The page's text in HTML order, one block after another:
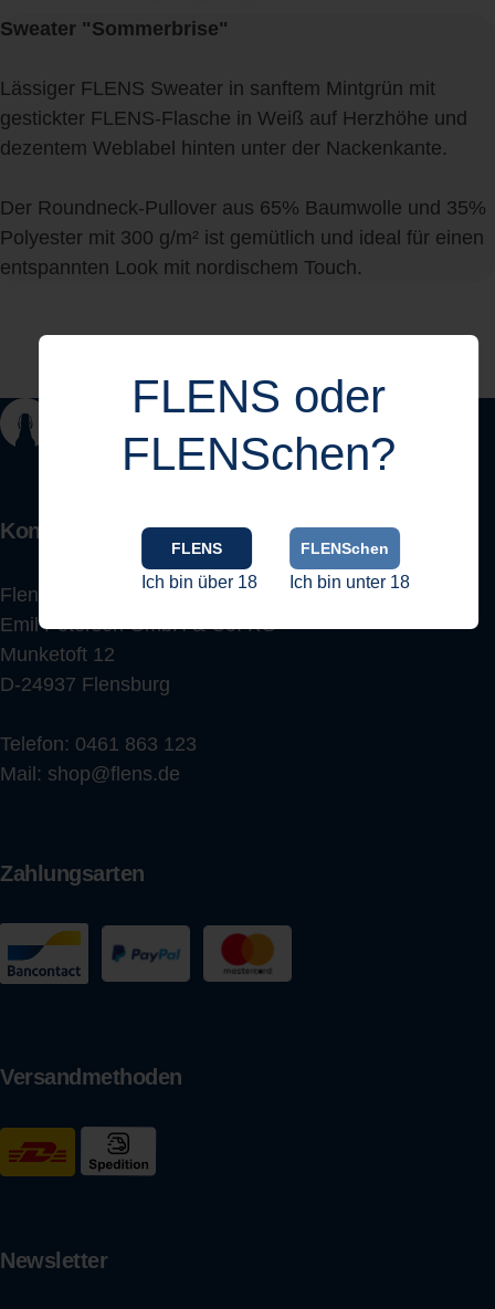
FLENS oder
FLENSchen?
FLENS
Ich bin über 18
FLENSchen
Ich bin unter 18
Sweater "Sommerbrise"
Lässiger FLENS Sweater in sanftem Mintgrün mit
gestickter FLENS-Flasche in Weiß auf Herzhöhe und
dezentem Weblabel hinten unter der Nackenkante.
Der Roundneck-Pullover aus 65% Baumwolle und 35%
Polyester mit 300 g/m² ist gemütlich und ideal für einen
entspannten Look mit nordischem Touch.
Zahlungsarten
Versandmethoden
Newsletter
Kontakt
Flensburger Brauerei
Emil Petersen GmbH & Co. KG
Munketoft 12
D-24937 Flensburg
Telefon: 0461 863 123
Mail: shop@flens.de